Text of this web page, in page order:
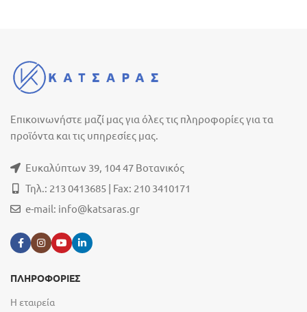
Επικοινωνήστε μαζί μας για όλες τις πληροφορίες για τα
προϊόντα και τις υπηρεσίες μας.
Ευκαλύπτων 39, 104 47 Βοτανικός
Τηλ.: 213 0413685 | Fax: 210 3410171
e-mail: info@katsaras.gr
ΠΛΗΡΟΦΟΡΙΕΣ
Η εταιρεία